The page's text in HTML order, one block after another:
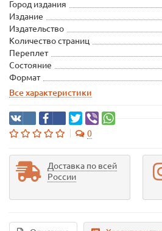
Город издания
Издание
Издательство
Количество страниц
Переплет
Состояние
Формат
Все характеристики
0
Доставка по всей
России